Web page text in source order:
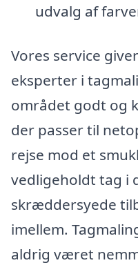
udvalg af
Vores service
eksperter i
området godt og
der passer til
rejse mod et
vedligeholdt tag i
skræddersyede
imellem.
aldrig været